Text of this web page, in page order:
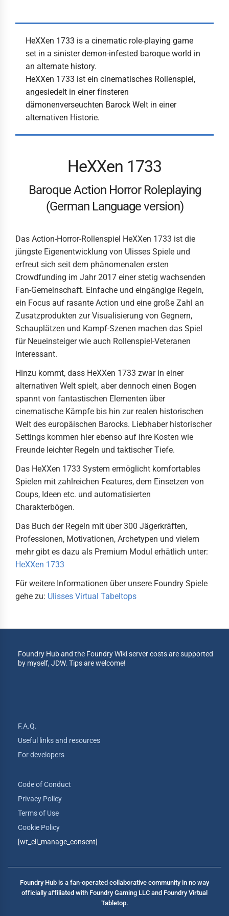
HeXXen 1733 is a cinematic role-playing game
set in a sinister demon-infested baroque world in
an alternate history.
HeXXen 1733 ist ein cinematisches Rollenspiel,
angesiedelt in einer finsteren
dämonenverseuchten Barock Welt in einer
alternativen Historie.
HeXXen 1733
Baroque Action Horror Roleplaying
(German Language version)
Das Action-Horror-Rollenspiel HeXXen 1733 ist die
jüngste Eigenentwicklung von Ulisses Spiele und
erfreut sich seit dem phänomenalen ersten
Crowdfunding im Jahr 2017 einer stetig wachsenden
Fan-Gemeinschaft. Einfache und eingängige Regeln,
ein Focus auf rasante Action und eine große Zahl an
Zusatzprodukten zur Visualisierung von Gegnern,
Schauplätzen und Kampf-Szenen machen das Spiel
für Neueinsteiger wie auch Rollenspiel-Veteranen
interessant.
Hinzu kommt, dass HeXXen 1733 zwar in einer
alternativen Welt spielt, aber dennoch einen Bogen
spannt von fantastischen Elementen über
cinematische Kämpfe bis hin zur realen historischen
Welt des europäischen Barocks. Liebhaber historischer
Settings kommen hier ebenso auf ihre Kosten wie
Freunde leichter Regeln und taktischer Tiefe.
Das HeXXen 1733 System ermöglicht komfortables
Spielen mit zahlreichen Features, dem Einsetzen von
Coups, Ideen etc. und automatisierten
Charakterbögen.
Das Buch der Regeln mit über 300 Jägerkräften,
Professionen, Motivationen, Archetypen und vielem
mehr gibt es dazu als Premium Modul erhätlich unter:
HeXXen 1733
Für weitere Informationen über unsere Foundry Spiele
gehe zu: Ulisses Virtual Tabeltops
Foundry Hub and the Foundry Wiki server costs are supported
by myself, JDW. Tips are welcome!
F.A.Q.
Useful links and resources
For developers
Code of Conduct
Privacy Policy
Terms of Use
Cookie Policy
[wt_cli_manage_consent]
Foundry Hub is a fan-operated collaborative community in no way
officially affiliated with Foundry Gaming LLC and Foundry Virtual
Tabletop.